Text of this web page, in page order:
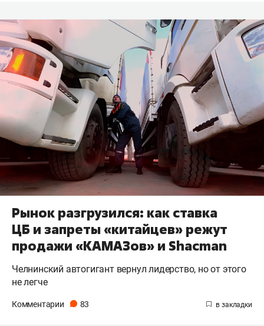
Рынок разгрузился: как ставка
ЦБ и запреты «китайцев» режут
продажи «КАМАЗов» и Shacman
Челнинский автогигант вернул лидерство, но от этого
не легче
Комментарии 83